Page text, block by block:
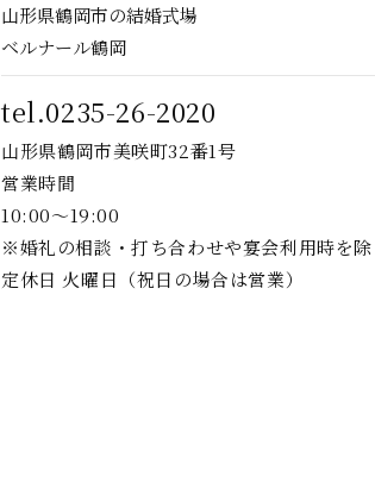
山形県鶴岡市の結婚式場
ベルナール鶴岡
tel.0235-26-2020
山形県鶴岡市美咲町32番1号
営業時間
10:00～19:00
※婚礼の相談・打ち合わせや宴会利用時を
定休日 火曜日（祝日の場合は営業）